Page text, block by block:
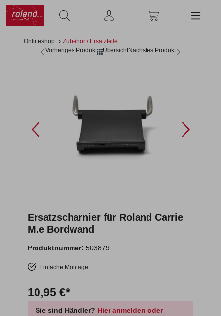
springen
Onlineshop
Zubehör / Ersatzteile
Vorheriges Produkt
ÜbersichtNächstes Produkt
Ersatzscharnier für Roland Carrie
M.e Bordwand
Produktnummer: 503879
Einfache Montage
10,95 €*
Sie sind Händler? Hier anmelden oder